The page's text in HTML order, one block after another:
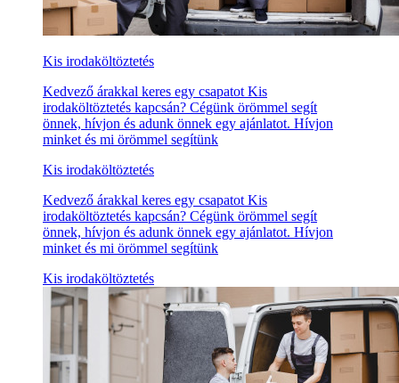
Kis irodaköltöztetés
Kedvező árakkal keres egy csapatot Kis
irodaköltöztetés kapcsán? Cégünk örömmel segít
önnek, hívjon és adunk önnek egy ajánlatot. Hívjon
minket és mi örömmel segítünk
Kis irodaköltöztetés
Kedvező árakkal keres egy csapatot Kis
irodaköltöztetés kapcsán? Cégünk örömmel segít
önnek, hívjon és adunk önnek egy ajánlatot. Hívjon
minket és mi örömmel segítünk
Kis irodaköltöztetés